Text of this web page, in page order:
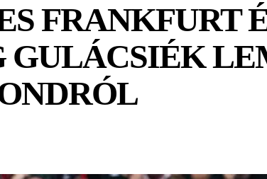
FRANKFURT
GULÁCSIÉK